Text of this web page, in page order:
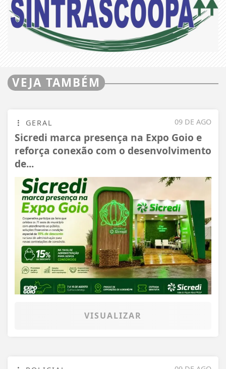
VEJA TAMBÉM
09 DE AGO
GERAL
Sicredi marca presença na Expo Goio e
reforça conexão com o desenvolvimento
de...
VISUALIZAR